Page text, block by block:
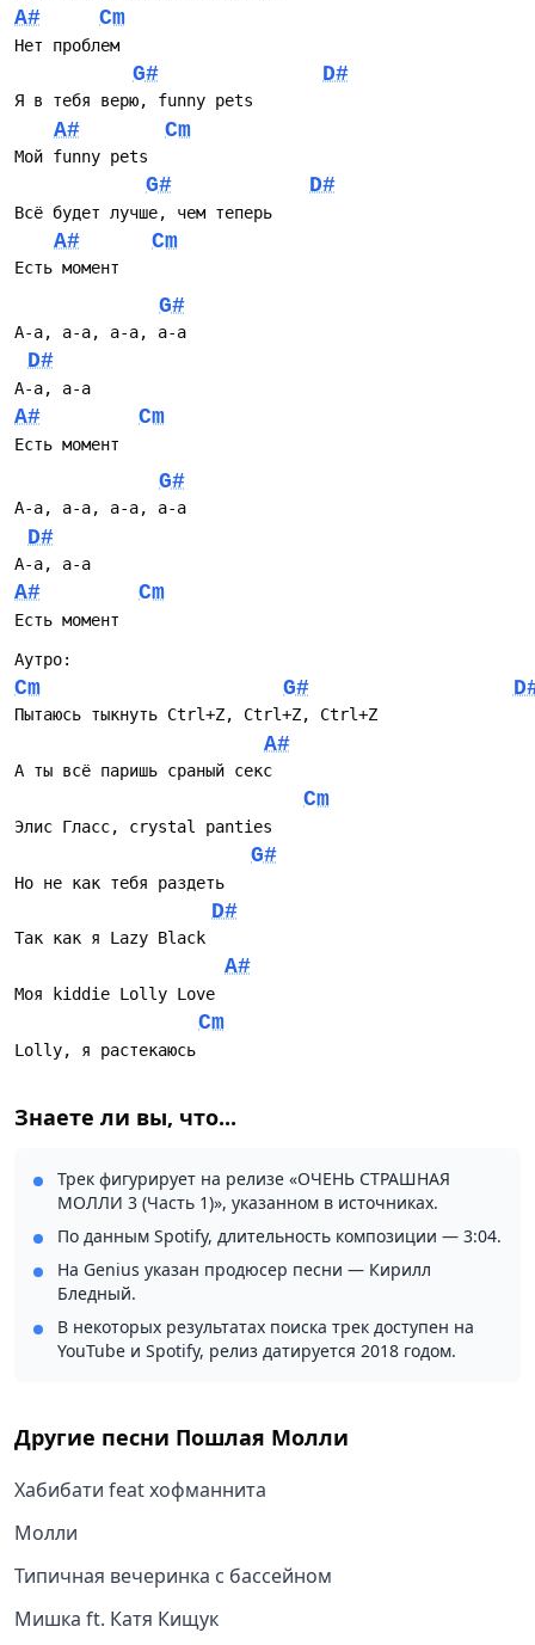
A# Cm
Нет проблем
G# D#
Я в тебя верю, funny pets
A# Cm
Мой funny pets
G# D#
Всё будет лучше, чем теперь
A# Cm
Есть момент
G#
А-а, а-а, а-а, а-а
D#
А-а, а-а
A# Cm
Есть момент
G#
А-а, а-а, а-а, а-а
D#
А-а, а-а
A# Cm
Есть момент
Аутро:
Cm G#
Пытаюсь тыкнуть Ctrl+Z, Ctrl+Z, Ctrl+Z
A#
А ты всё паришь сраный секс
Cm
Элис Гласс, crystal panties
G#
Но не как тебя раздеть
D#
Так как я Lazy Black
A#
Моя kiddie Lolly Love
Cm
Lolly, я растекаюсь
Знаете ли вы, что...
Трек фигурирует на релизе «ОЧЕНЬ СТРАШНАЯ
МОЛЛИ 3 (Часть 1)», указанном в источниках.
По данным Spotify, длительность композиции — 3:04.
На Genius указан продюсер песни — Кирилл
Бледный.
В некоторых результатах поиска трек доступен на
YouTube и Spotify, релиз датируется 2018 годом.
Другие песни Пошлая Молли
Хабибати feat хофманнита
Молли
Типичная вечеринка с бассейном
Мишка ft. Катя Кищук